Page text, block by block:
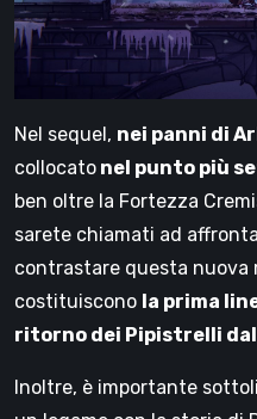
Nel sequel, nei panni di
collocato nel punto più
ben oltre la Fortezza
sarete chiamati ad
contrastare questa nuova
costituiscono la prima
ritorno dei Pipistrelli
Inoltre, è importante